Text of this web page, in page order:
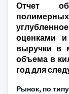
Отчет
полимерных
оценками
выручки в
объема в
год для
Рынок, по типу